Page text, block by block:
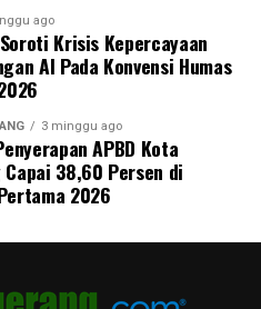
ago
Krisis Kepercayaan
AI Pada Konvensi Humas
3 minggu ago
APBD Kota
Capai 38,60 Persen di
2026